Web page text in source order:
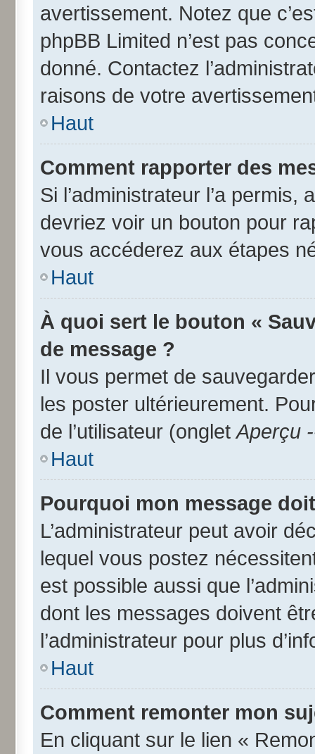
avertissement. Notez que
phpBB Limited n’est pas
donné. Contactez
raisons de votre
Haut
Comment rapporter des
Si l’administrateur l’a
devriez voir un bouton pour
vous accéderez aux étapes
Haut
À quoi sert le bouton «
de message ?
Il vous permet de
les poster ultérieurement.
de l’utilisateur (onglet Aperçu
Haut
Pourquoi mon message
L’administrateur peut avoir
lequel vous postez
est possible aussi que
dont les messages doivent
l’administrateur pour plus
Haut
Comment remonter mon
En cliquant sur le lien «